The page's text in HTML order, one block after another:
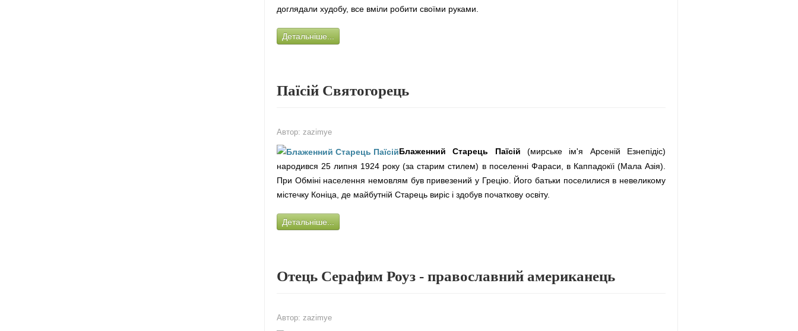
доглядали худобу, все вміли робити своїми руками.
Детальніше...
Паїсій Святогорець
Автор: zazimye
Блаженний Старець Паїсій (мирське ім'я Арсеній Езнепідіс)
народився 25 липня 1924 року (за старим стилем) в поселенні Фараси, в Каппадокїі (Мала Азія).
При Обміні населення немовлям був привезений у Грецію. Його батьки поселилися в невеликому
містечку Коніца, де майбутній Старець виріс і здобув початкову освіту.
Детальніше...
Отець Серафим Роуз - православний американець
Автор: zazimye